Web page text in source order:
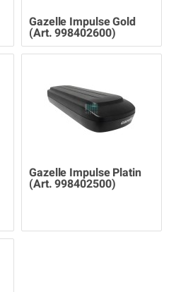
Gazelle Impulse Gold
(Art. 998402600)
Gazelle Impulse Platin
(Art. 998402500)